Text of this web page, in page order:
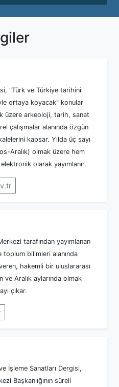
"Türk ve Türkiye tarihini
ortaya koyacak" konular
üzere arkeoloji, tarih, sanat
çalışmalar alanında özgün
kapsar. Yılda üç sayı
Aralık) olmak üzere hem
elektronik olarak yayımlanır.
tarafından yayımlanan
toplum bilimleri alanında
hakemli bir uluslararası
ve Aralık aylarında olmak
çıkar.
İşleme Sanatları Dergisi,
Başkanlığının süreli